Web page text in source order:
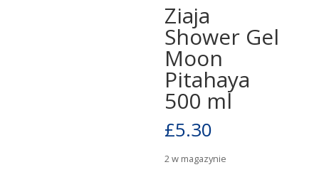
Ziaja
Shower Gel
Moon
Pitahaya
500 ml
£5.30
2 w magazynie